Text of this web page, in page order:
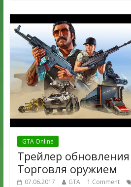
GTA Online
Трейлер
Торговля оружием
07.06.2017 GTA 1 Comment